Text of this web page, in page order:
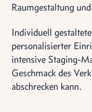
Raumgestaltung
Individuell
personalisierter
intensive Staging-
Geschmack des
abschrecken kann.